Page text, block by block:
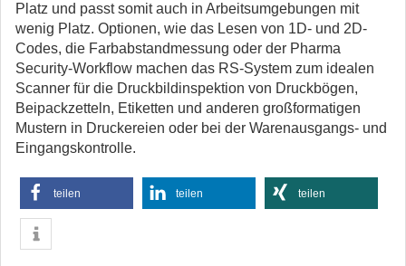
Platz und passt somit auch in Arbeitsumgebungen mit
wenig Platz. Optionen, wie das Lesen von 1D- und 2D-
Codes, die Farbabstandmessung oder der Pharma
Security-Workflow machen das RS-System zum idealen
Scanner für die Druckbildinspektion von Druckbögen,
Beipackzetteln, Etiketten und anderen großformatigen
Mustern in Druckereien oder bei der Warenausgangs- und
Eingangskontrolle.
teilen teilen teilen